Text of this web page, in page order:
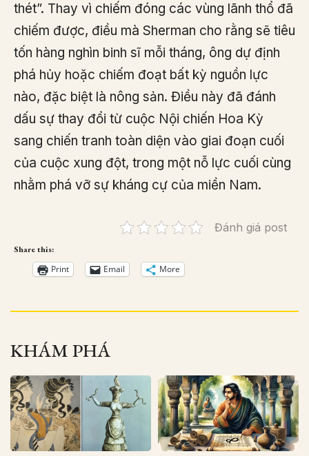
thét”. Thay vì chiếm đóng các vùng lãnh thổ đã
chiếm được, điều mà Sherman cho rằng sẽ tiêu
tốn hàng nghìn binh sĩ mỗi tháng, ông dự định
phá hủy hoặc chiếm đoạt bất kỳ nguồn lực
nào, đặc biệt là nông sản. Điều này đã đánh
dấu sự thay đổi từ cuộc Nội chiến Hoa Kỳ
sang chiến tranh toàn diện vào giai đoạn cuối
của cuộc xung đột, trong một nỗ lực cuối cùng
nhằm phá vỡ sự kháng cự của miền Nam.
Đánh giá post
Share this:
Print Email More
KHÁM PHÁ